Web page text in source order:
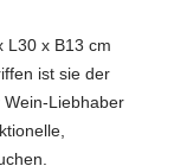
L30 x B13 cm
ist sie der
Liebhaber